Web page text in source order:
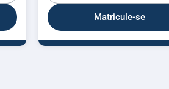
Matricule-se